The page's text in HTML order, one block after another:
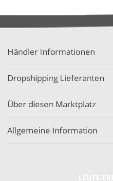
Händler Informationen
Dropshipping Lieferanten
Über diesen Marktplatz
Allgemeine Information